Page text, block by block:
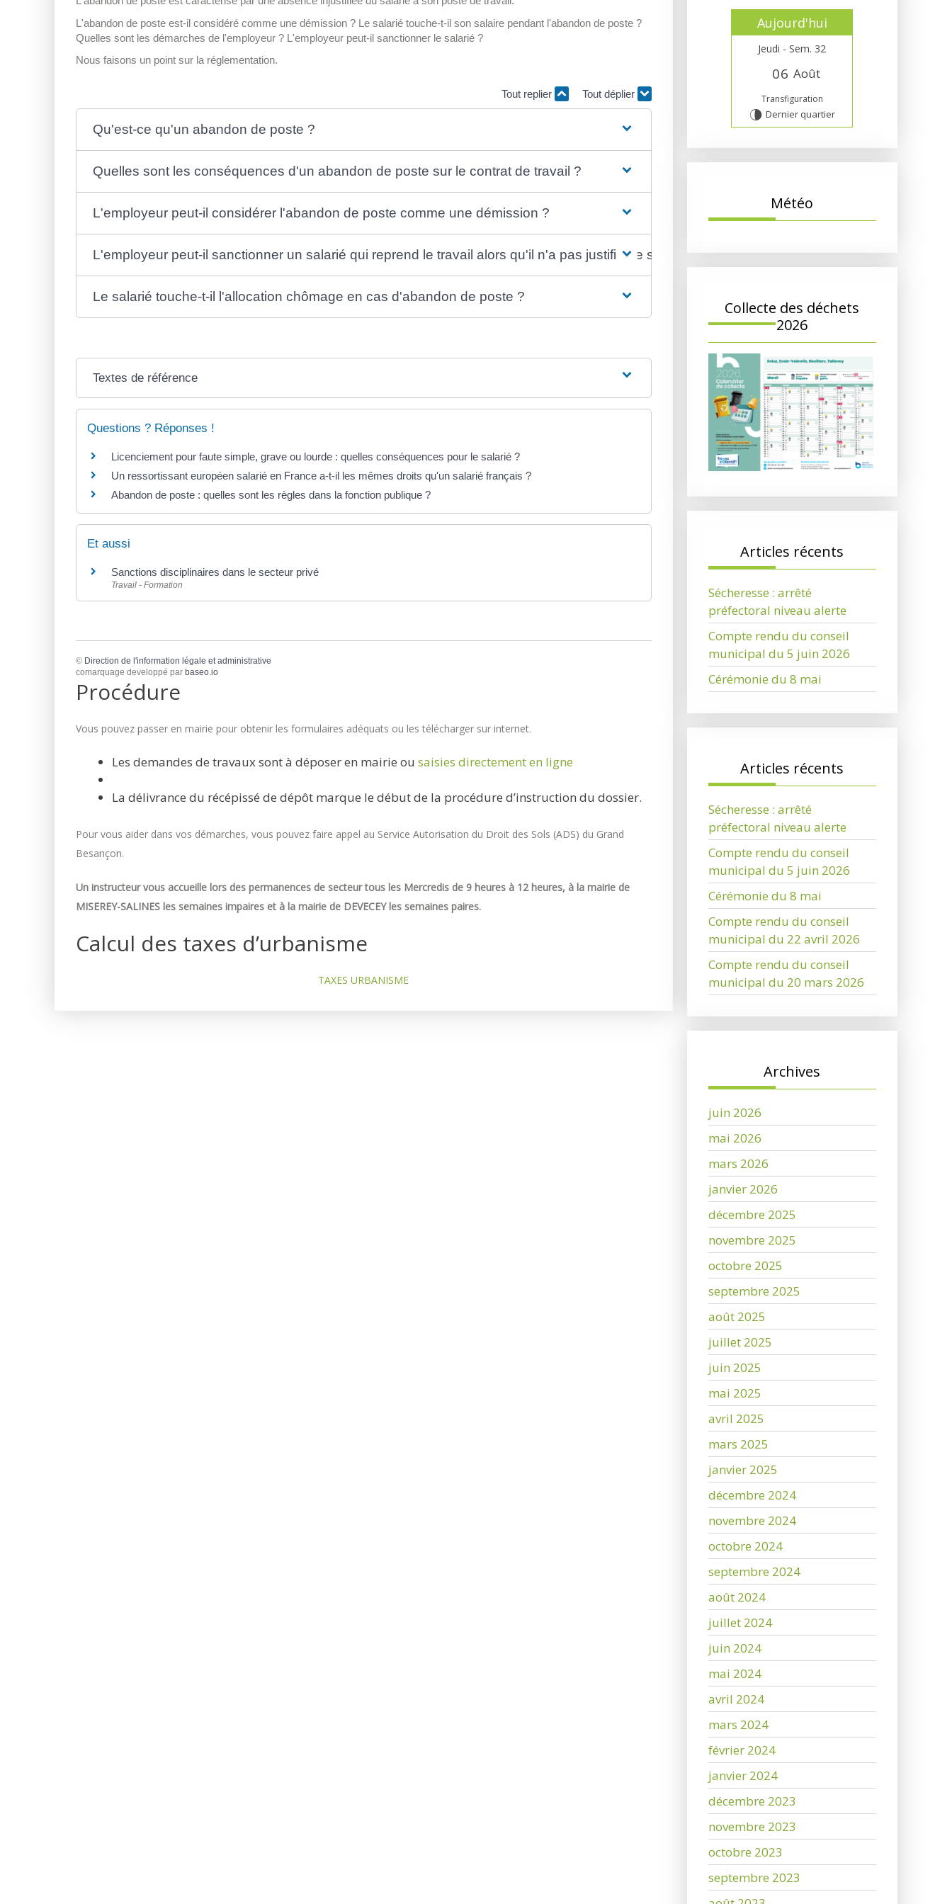
L'abandon de poste est-il considéré comme une démission ? Le salarié touche-t-il son salaire pendant l'abandon de poste ?
Quelles sont les démarches de l'employeur ? L'employeur peut-il sanctionner le salarié ?
Nous faisons un point sur la réglementation.
Tout replier Tout déplier
Qu'est-ce qu'un abandon de poste ?
Quelles sont les conséquences d'un abandon de poste sur le contrat de travail ?
L'employeur peut-il considérer l'abandon de poste comme une démission ?
L'employeur peut-il sanctionner un salarié qui reprend le travail alors qu'il n'a pas justifié de son absence ?
Le salarié touche-t-il l'allocation chômage en cas d'abandon de poste ?
Textes de référence
Questions ? Réponses !
Licenciement pour faute simple, grave ou lourde : quelles conséquences pour le salarié ?
Un ressortissant européen salarié en France a-t-il les mêmes droits qu'un salarié français ?
Abandon de poste : quelles sont les règles dans la fonction publique ?
Et aussi
Sanctions disciplinaires dans le secteur privé
Travail - Formation
© Direction de l'information légale et administrative
comarquage developpé par baseo.io
Procédure
Vous pouvez passer en mairie pour obtenir les formulaires adéquats ou les télécharger sur internet.
Les demandes de travaux sont à déposer en mairie ou saisies directement en ligne
La délivrance du récépissé de dépôt marque le début de la procédure d’instruction du dossier.
Pour vous aider dans vos démarches, vous pouvez faire appel au Service Autorisation du Droit des Sols (ADS) du Grand
Besançon.
Un instructeur vous accueille lors des permanences de secteur tous les Mercredis de 9 heures à 12 heures, à la mairie de
MISEREY-SALINES les semaines impaires et à la mairie de DEVECEY les semaines paires.
Calcul des taxes d’urbanisme
TAXES URBANISME
Aujourd'hui
Jeudi - Sem. 32
06 Août
Transfiguration
U Dernier quartier
Météo
Collecte des déchets
2026
Articles récents
Sécheresse : arrêté
préfectoral niveau alerte
Compte rendu du conseil
municipal du 5 juin 2026
Cérémonie du 8 mai
Articles récents
Sécheresse : arrêté
préfectoral niveau alerte
Compte rendu du conseil
municipal du 5 juin 2026
Cérémonie du 8 mai
Compte rendu du conseil
municipal du 22 avril 2026
Compte rendu du conseil
municipal du 20 mars 2026
Archives
juin 2026
mai 2026
mars 2026
janvier 2026
décembre 2025
novembre 2025
octobre 2025
septembre 2025
août 2025
juillet 2025
juin 2025
mai 2025
avril 2025
mars 2025
janvier 2025
décembre 2024
novembre 2024
octobre 2024
septembre 2024
août 2024
juillet 2024
juin 2024
mai 2024
avril 2024
mars 2024
février 2024
janvier 2024
décembre 2023
novembre 2023
octobre 2023
septembre 2023